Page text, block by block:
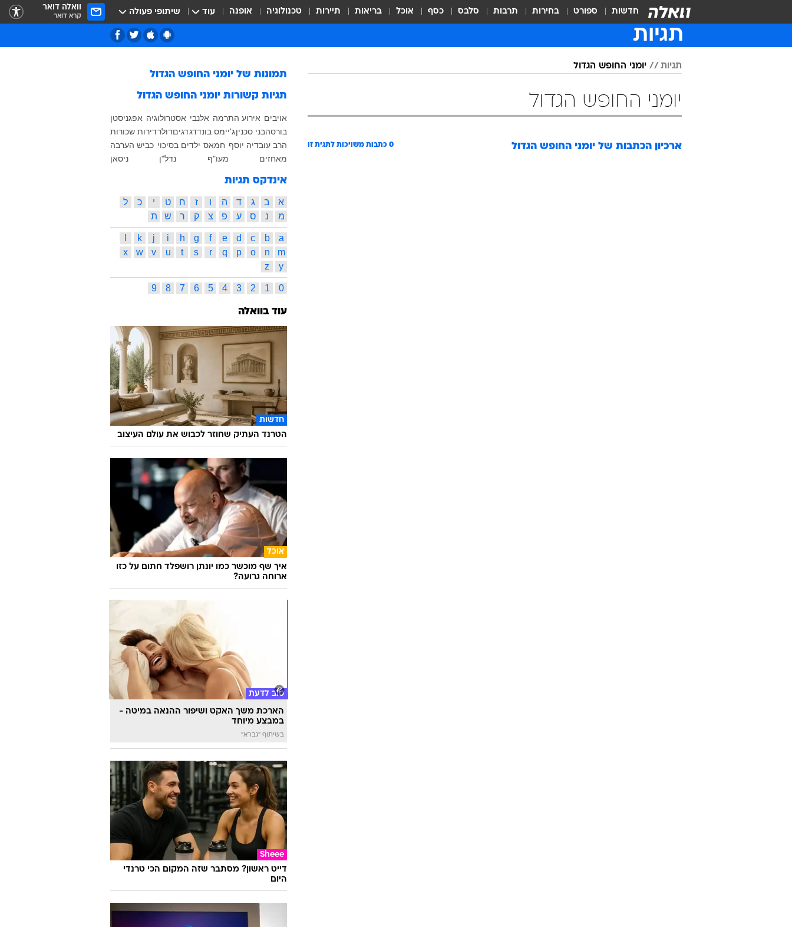
חדשות ספורט בחירות תרבות סלבס כסף אוכל בריאות תיירות טכנולוגיה אופנה עוד שיתופי פעולה וואלה דואר
קרא דואר
תגיות
תגיות יומני החופש הגדול
יומני החופש הגדול
ארכיון הכתבות של יומני החופש הגדול 0 כתבות משויכות לתגית זו
תמונות של יומני החופש הגדול
תגיות קשורות יומני החופש הגדול
אויבים אירוע התרמה אלנבי אסטרולוגיה אפגניסטן
בורסהבני סכניןג'יימס בונדדגדגיםדולרדירות שכורות
הרב עובדיה יוסף חמאס ילדים בסיכוי כביש הערבה
מאחזים
מעו"ף נדל"ן ניסאן
אינדקס תגיות
א ב ג ד ה ו ז ח ט י כ
ל
מ
נ ס ע פ צ ק ר ש ת
a
b
c
d
e
f
g
h
i
j
k
m
n
o
p
q
r
s
t
u
v
w
x
y
z
0
1
2
3
4
5
6
7
8
9
עוד בוואלה
חדשות
הטרנד העתיק שחוזר לכבוש את עולם העיצוב
אוכל
איך שף מוכשר כמו יונתן רושפלד חתום על כזו
ארוחה גרועה?
טוב לדעת
הארכת משך האקט ושיפור ההנאה במיטה -
במבצע מיוחד
בשיתוף "גברא"
Sheee
דייט ראשון? מסתבר שזה המקום הכי טרנדי
היום